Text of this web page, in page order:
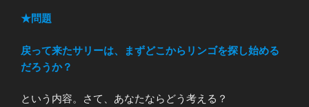
★問題
戻って来たサリーは、まずどこからリンゴを探し始める
だろうか？
という内容。さて、あなたならどう考える？